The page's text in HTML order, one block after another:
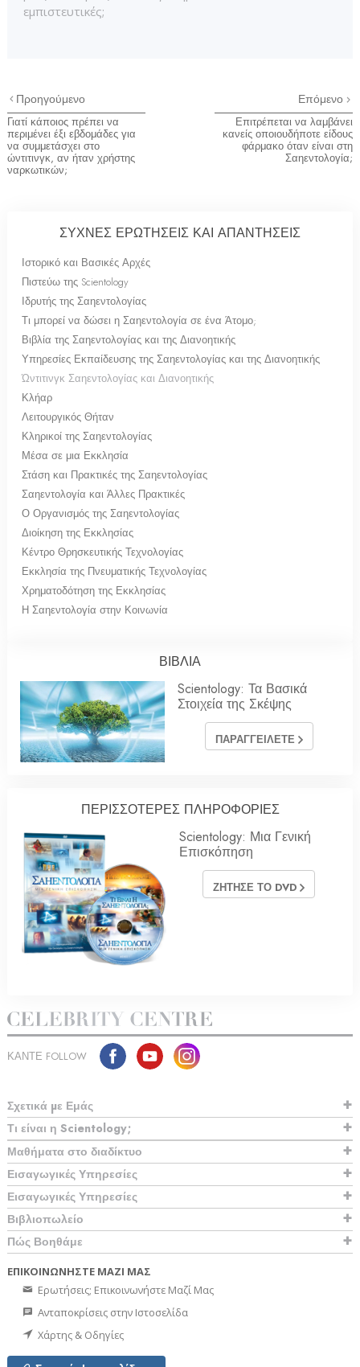
εμπιστευτικές;
Προηγούμενο
Γιατί κάποιος πρέπει να
περιμένει έξι εβδομάδες για
να συμμετάσχει στο
ώντιτινγκ, αν ήταν χρήστης
ναρκωτικών;
Επόμενο
Επιτρέπεται να λαμβάνει
κανείς οποιουδήποτε είδους
φάρμακο όταν είναι στη
Σαηεντολογία;
ΣΥΧΝΕΣ ΕΡΩΤΗΣΕΙΣ ΚΑΙ ΑΠΑΝΤΗΣΕΙΣ
Ιστορικό και Βασικές Αρχές
Πιστεύω της Scientology
Ιδρυτής της Σαηεντολογίας
Τι μπορεί να δώσει η Σαηεντολογία σε ένα Άτομο;
Βιβλία της Σαηεντολογίας και της Διανοητικής
Υπηρεσίες Εκπαίδευσης της Σαηεντολογίας και της Διανοητικής
Ώντιτινγκ Σαηεντολογίας και Διανοητικής
Κλήαρ
Λειτουργικός Θήταν
Κληρικοί της Σαηεντολογίας
Μέσα σε μια Εκκλησία
Στάση και Πρακτικές της Σαηεντολογίας
Σαηεντολογία και Άλλες Πρακτικές
Ο Οργανισμός της Σαηεντολογίας
Διοίκηση της Εκκλησίας
Κέντρο Θρησκευτικής Τεχνολογίας
Εκκλησία της Πνευματικής Τεχνολογίας
Χρηματοδότηση της Εκκλησίας
Η Σαηεντολογία στην Κοινωνία
ΒΙΒΛΙΑ
Scientology: Τα Βασικά
Στοιχεία της Σκέψης
ΠΑΡΑΓΓΕΙΛΕΤΕ
ΠΕΡΙΣΣΟΤΕΡΕΣ ΠΛΗΡΟΦΟΡΙΕΣ
Scientology: Μια Γενική
Επισκόπηση
ΖΗΤΗΣΕ ΤΟ DVD
ΚΑΝΤΕ FOLLOW
Σχετικά µε Εμάς
Τι είναι η Scientology;
Μαθήματα στο διαδίκτυο
Εισαγωγικές Υπηρεσίες
Εισαγωγικές Υπηρεσίες
Βιβλιοπωλείο
Πώς Βοηθάμε
ΕΠΙΚΟΙΝΩΝΗΣΤΕ ΜΑΖΙ ΜΑΣ
Ερωτήσεις; Επικοινωνήστε Μαζί Μας
Ανταποκρίσεις στην Ιστοσελίδα
Χάρτης & Οδηγίες